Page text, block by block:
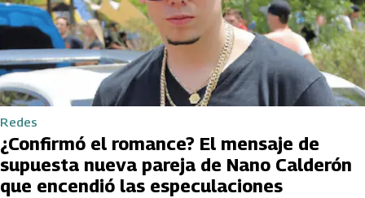
Redes
¿Confirmó el romance? El mensaje de
supuesta nueva pareja de Nano Calderón
que encendió las especulaciones